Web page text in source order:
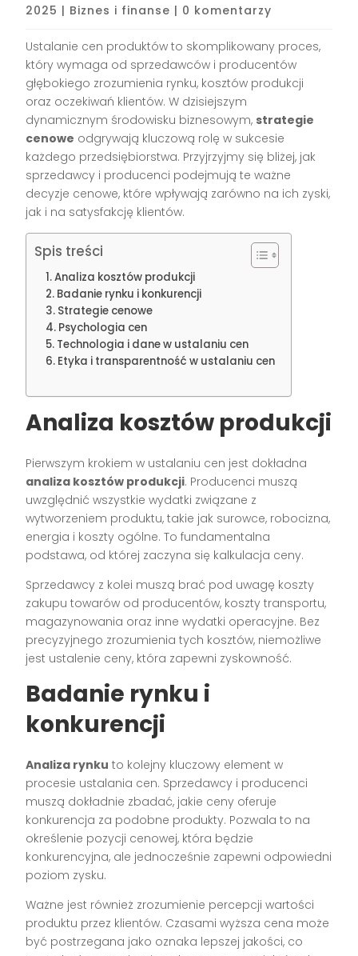
2025 | Biznes i finanse | 0 komentarzy
Ustalanie cen produktów to skomplikowany proces,
który wymaga od sprzedawców i producentów
głębokiego zrozumienia rynku, kosztów produkcji
oraz oczekiwań klientów. W dzisiejszym
dynamicznym środowisku biznesowym, strategie
cenowe odgrywają kluczową rolę w sukcesie
każdego przedsiębiorstwa. Przyjrzyjmy się bliżej, jak
sprzedawcy i producenci podejmują te ważne
decyzje cenowe, które wpływają zarówno na ich zyski,
jak i na satysfakcję klientów.
Spis treści
Analiza kosztów produkcji
Badanie rynku i konkurencji
Strategie cenowe
Psychologia cen
Technologia i dane w ustalaniu cen
Etyka i transparentność w ustalaniu cen
Analiza kosztów produkcji
Pierwszym krokiem w ustalaniu cen jest dokładna
analiza kosztów produkcji. Producenci muszą
uwzględnić wszystkie wydatki związane z
wytworzeniem produktu, takie jak surowce, robocizna,
energia i koszty ogólne. To fundamentalna
podstawa, od której zaczyna się kalkulacja ceny.
Sprzedawcy z kolei muszą brać pod uwagę koszty
zakupu towarów od producentów, koszty transportu,
magazynowania oraz inne wydatki operacyjne. Bez
precyzyjnego zrozumienia tych kosztów, niemożliwe
jest ustalenie ceny, która zapewni zyskowność.
Badanie rynku i
konkurencji
Analiza rynku to kolejny kluczowy element w
procesie ustalania cen. Sprzedawcy i producenci
muszą dokładnie zbadać, jakie ceny oferuje
konkurencja za podobne produkty. Pozwala to na
określenie pozycji cenowej, która będzie
konkurencyjna, ale jednocześnie zapewni odpowiedni
poziom zysku.
Ważne jest również zrozumienie percepcji wartości
produktu przez klientów. Czasami wyższa cena może
być postrzegana jako oznaka lepszej jakości, co